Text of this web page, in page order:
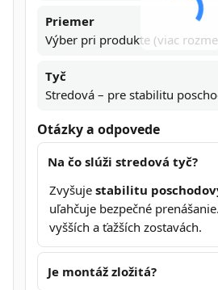
Priemer
Výber pri produkte (viac
Tyč
Stredová – pre stabilitu
Otázky a odpovede
Na čo slúži stredová tyč?
Zvyšuje stabilitu
uľahčuje bezpečné
vyšších a ťažších zostavách.
Je montáž zložitá?